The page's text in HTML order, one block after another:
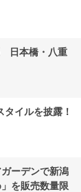
日本橋・八重
イルを披露！
ーデンで新潟
を販売数量限